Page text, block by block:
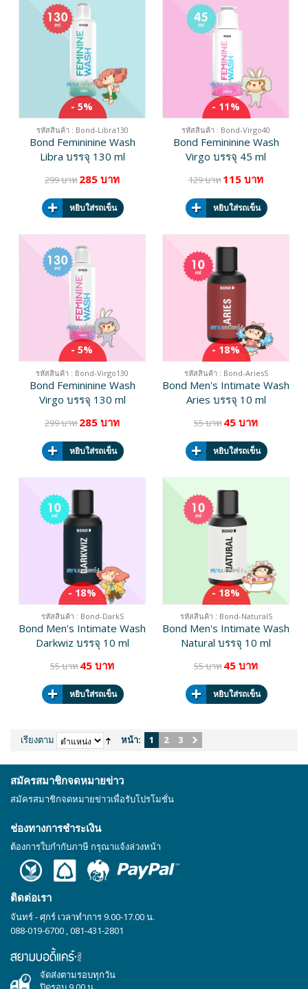
- 5%
รหัสสินค้า : Bond-Libra130
Bond Femininine Wash
Libra บรรจุ 130 ml
299 บาท285 บาท
หยิบใส่รถเข็น
- 11%
รหัสสินค้า : Bond-Virgo40
Bond Femininine Wash
Virgo บรรจุ 45 ml
129 บาท115 บาท
หยิบใส่รถเข็น
- 5%
รหัสสินค้า : Bond-Virgo130
Bond Femininine Wash
Virgo บรรจุ 130 ml
299 บาท285 บาท
หยิบใส่รถเข็น
- 18%
รหัสสินค้า : Bond-AriesS
Bond Men's Intimate Wash
Aries บรรจุ 10 ml
55 บาท45 บาท
หยิบใส่รถเข็น
- 18%
รหัสสินค้า : Bond-DarkS
Bond Men's Intimate Wash
Darkwiz บรรจุ 10 ml
55 บาท45 บาท
หยิบใส่รถเข็น
- 18%
รหัสสินค้า : Bond-NaturalS
Bond Men's Intimate Wash
Natural บรรจุ 10 ml
55 บาท45 บาท
หยิบใส่รถเข็น
เรียงตาม หน้า: 1 2 3
สมัครสมาชิกจดหมายข่าว
สมัครสมาชิกจดหมายข่าวเพื่อรับโปรโมชั่น
ช่องทางการชำระเงิน
ต้องการใบกำกับภาษี กรุณาแจ้งล่วงหน้า
ติดต่อเรา
จันทร์ - ศุกร์ เวลาทำการ 9.00-17.00 น.
088-019-6700 ,081-431-2801
จัดส่งตามรอบทุกวัน